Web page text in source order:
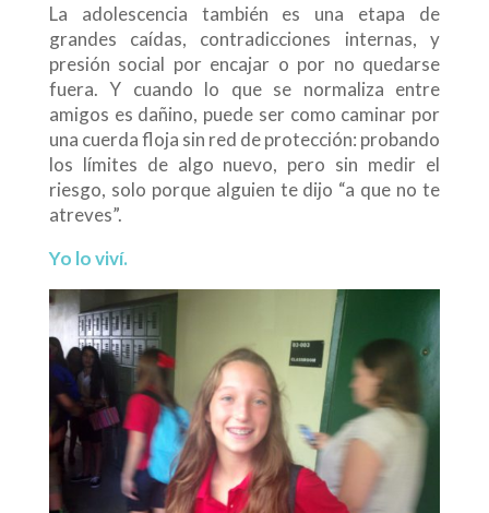
La adolescencia también es una etapa de
grandes caídas, contradicciones internas, y
presión social por encajar o por no quedarse
fuera. Y cuando lo que se normaliza entre
amigos es dañino, puede ser como caminar por
una cuerda floja sin red de protección: probando
los límites de algo nuevo, pero sin medir el
riesgo, solo porque alguien te dijo “a que no te
atreves”.
Yo loviví.